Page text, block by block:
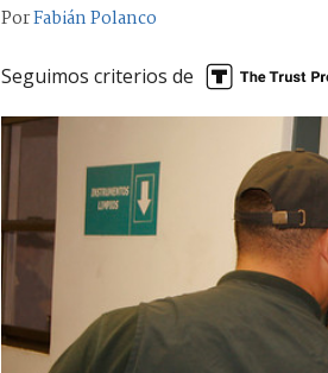
PorFabián Polanco
Seguimos criterios de